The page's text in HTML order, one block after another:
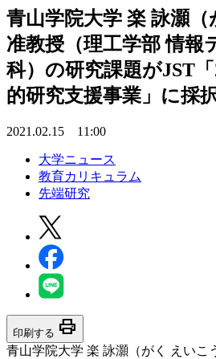
青山学院大学 楽 詠灝（
准教授（理工学部 情報
科）の研究課題がJST
的研究支援事業」に採
2021.02.15 11:00
大学ニュース
教育カリキュラム
先端研究
印刷する print
青山学院大学 楽 詠灝（がく えいこ